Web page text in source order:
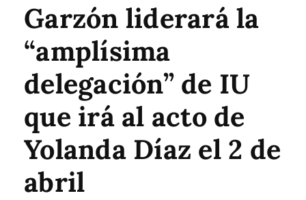
Garzón liderará la
“amplísima
delegación” de IU
que irá al acto de
Yolanda Díaz el 2 de
abril